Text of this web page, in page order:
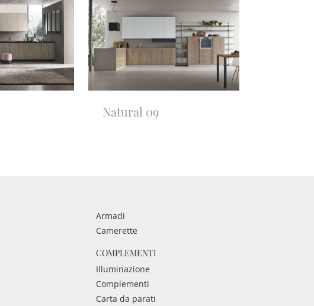
Natural 09
Armadi
Camerette
COMPLEMENTI
Illuminazione
Complementi
Carta da parati